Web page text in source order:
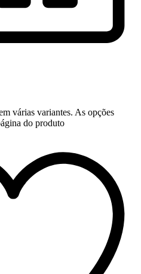
várias variantes. As opções
do produto